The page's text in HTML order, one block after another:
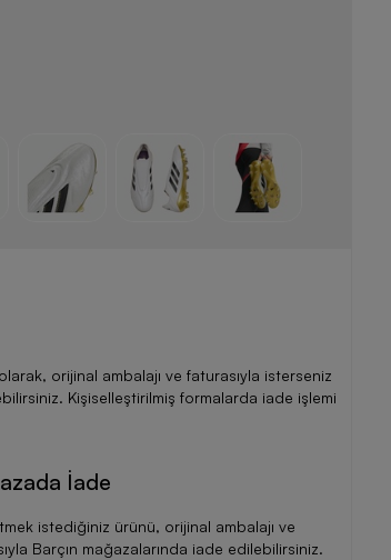
orijinal ambalajı ve faturasıyla isterseniz
Kişiselleştirilmiş formalarda iade işlemi
İade
istediğiniz ürünü, orijinal ambalajı ve
Barçın mağazalarında iade edilebilirsiniz.